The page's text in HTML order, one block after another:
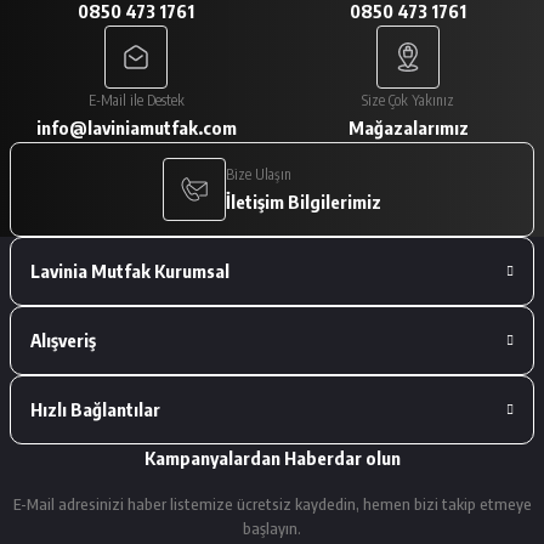
A... V... | 29/01/2026
Paketleme çok iyiydi. Ürünler tam
istediğimiz gibiydi.
A... V... | 29/01/2026
Deneyimini Paylaş
0850 473 1761 0850 473 1761
E-Mail ile Destek
info@laviniamutfak.com
Size Çok Yakınız
Mağazalarımız
Bize Ulaşın
İletişim Bilgilerimiz
Lavinia Mutfak Kurumsal
Alışveriş
Hızlı Bağlantılar
Kampanyalardan Haberdar olun
E-Mail adresinizi haber listemize ücretsiz kaydedin, hemen bizi takip etmeye
başlayın.